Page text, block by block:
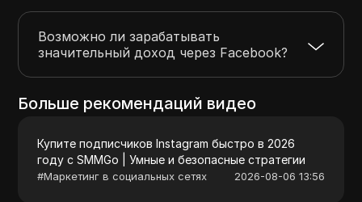
Возможно ли зарабатывать
значительный доход через Facebook?
Больше рекомендаций видео
Купите подписчиков Instagram быстро в 2026
году с SMMGo | Умные и безопасные стратегии
#Маркетинг в социальных сетях 2026-08-06 13:56